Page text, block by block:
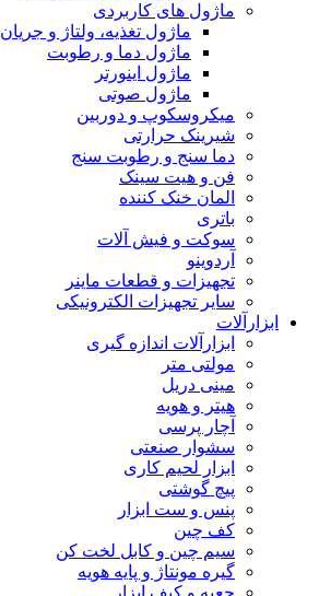
ماژول های کاربردی
ماژول تغذیه، ولتاژ و جریان
ماژول دما و رطوبت
ماژول اینورتر
ماژول صوتی
میکروسکوپ و دوربین
شیرینک حرارتی
دما سنج و رطوبت سنج
فن و هیت سینک
المان خنک کننده
باتری
سوکت و فیش آلات
آردوینو
تجهیزات و قطعات ماینر
سایر تجهیزات الکترونیکی
ابزارآلات
ابزارآلات اندازه گیری
مولتی متر
مینی دریل
هیتر و هویه
آچار پرسی
سشوار صنعتی
ابزار لحیم کاری
پیچ گوشتی
پنس و ست ابزار
کف چین
سیم چین و کابل لخت کن
گیره مونتاژ و پایه هویه
جعبه و کیف ابزار